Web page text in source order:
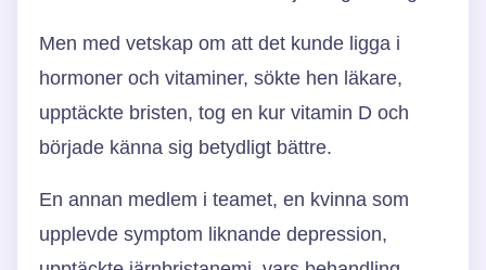
Men med vetskap om att det kunde ligga i
hormoner och vitaminer, sökte hen läkare,
upptäckte bristen, tog en kur vitamin D och
började känna sig betydligt bättre.
En annan medlem i teamet, en kvinna som
upplevde symptom liknande depression,